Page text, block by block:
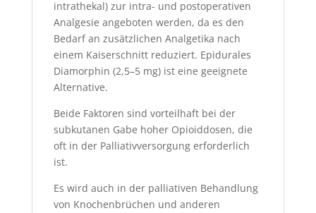
intrathekal) zur intra- und postoperativen
Analgesie angeboten werden, da es den
Bedarf an zusätzlichen Analgetika nach
einem Kaiserschnitt reduziert. Epidurales
Diamorphin (2,5–5 mg) ist eine geeignete
Alternative.
Beide Faktoren sind vorteilhaft bei der
subkutanen Gabe hoher Opioiddosen, die
oft in der Palliativversorgung erforderlich
ist.
Es wird auch in der palliativen Behandlung
von Knochenbrüchen und anderen